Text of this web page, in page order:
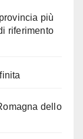
più
riferimento
dello